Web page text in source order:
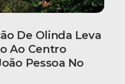
De Olinda Leva
Ao Centro
Pessoa No